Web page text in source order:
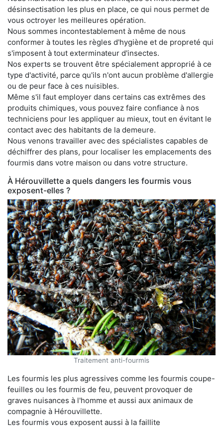
désinsectisation les plus en place, ce qui nous permet de
vous octroyer les meilleures opération.
Nous sommes incontestablement à même de nous
conformer à toutes les règles d'hygiène et de propreté qui
s'imposent à tout exterminateur d'insectes.
Nos experts se trouvent être spécialement approprié à ce
type d'activité, parce qu'ils n'ont aucun problème d'allergie
ou de peur face à ces nuisibles.
Même s'il faut employer dans certains cas extrêmes des
produits chimiques, vous pouvez faire confiance à nos
techniciens pour les appliquer au mieux, tout en évitant le
contact avec des habitants de la demeure.
Nous venons travailler avec des spécialistes capables de
déchiffrer des plans, pour localiser les emplacements des
fourmis dans votre maison ou dans votre structure.
À Hérouvillette a quels dangers les fourmis vous
exposent-elles ?
Traitement anti-fourmis
Les fourmis les plus agressives comme les fourmis coupe-
feuilles ou les fourmis de feu, peuvent provoquer de
graves nuisances à l'homme et aussi aux animaux de
compagnie à Hérouvillette.
Les fourmis vous exposent aussi à la faillite